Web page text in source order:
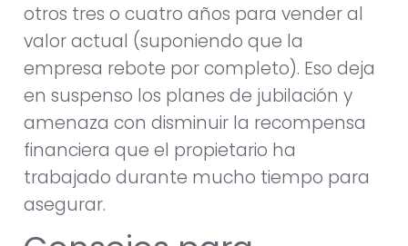
otros tres o cuatro años para vender al
valor actual (suponiendo que la
empresa rebote por completo). Eso deja
en suspenso los planes de jubilación y
amenaza con disminuir la recompensa
financiera que el propietario ha
trabajado durante mucho tiempo para
asegurar.